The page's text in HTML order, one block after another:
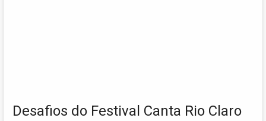
Desafios do Festival Canta Rio Claro